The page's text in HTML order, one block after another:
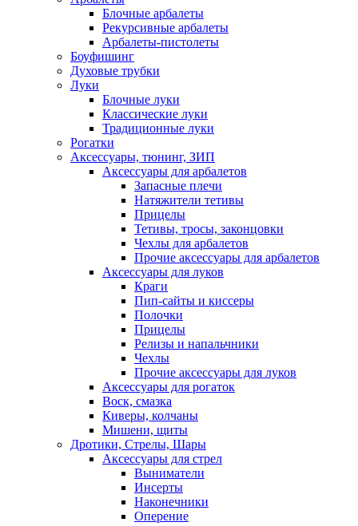
Блочные арбалеты
Рекурсивные арбалеты
Арбалеты-пистолеты
Боуфишинг
Духовые трубки
Луки
Блочные луки
Классические луки
Традиционные луки
Рогатки
Аксессуары, тюнинг, ЗИП
Аксессуары для арбалетов
Запасные плечи
Натяжители тетивы
Прицелы
Тетивы, тросы, законцовки
Чехлы для арбалетов
Прочие аксессуары для арбалетов
Аксессуары для луков
Краги
Пип-сайты и киссеры
Полочки
Прицелы
Релизы и напальчники
Чехлы
Прочие аксессуары для луков
Аксессуары для рогаток
Воск, смазка
Киверы, колчаны
Мишени, щиты
Дротики, Стрелы, Шары
Аксессуары для стрел
Выниматели
Инсерты
Наконечники
Оперение